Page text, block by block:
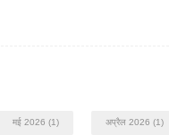
मई 2026 (1) अप्रैल 2026 (1)